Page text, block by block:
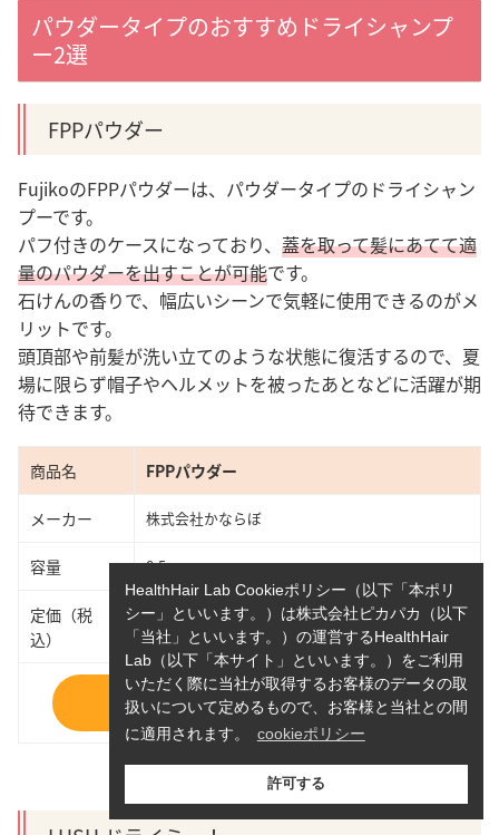
パウダータイプのおすすめドライシャンプ
ー2選
FPPパウダー
FujikoのFPPパウダーは、パウダータイプのドライシャン
プーです。
パフ付きのケースになっており、 蓋を取って髪にあてて適
量のパウダーを出すことが可能です。
石けんの香りで、幅広いシーンで気軽に使用できるのがメ
リットです。
頭頂部や前髪が洗い立てのような状態に復活するので、夏
場に限らず帽子やヘルメットを被ったあとなどに活躍が期
待できます。
商品名 FPPパウダー
メーカー 株式会社かならぼ
容量 8.5g
定価（税
込）
1,980円
Amazon
HealthHair Lab Cookieポリシー（以下「本ポリ
シー」といいます。）は株式会社ピカパカ（以下
「当社」といいます。）の運営するHealthHair
Lab（以下「本サイト」といいます。）をご利用
いただく際に当社が取得するお客様のデータの取
扱いについて定めるもので、お客様と当社との間
に適用されます。
cookieポリシー
許可する